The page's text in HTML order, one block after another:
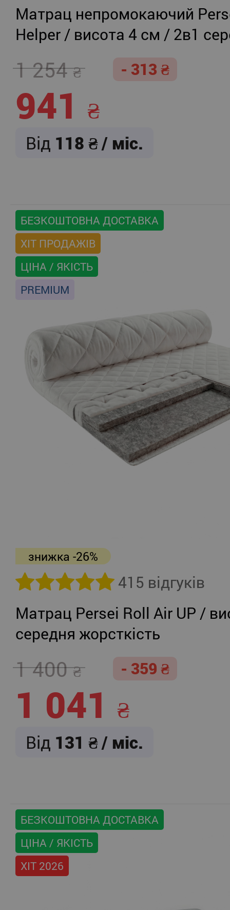
Матрац непромокаючий
Helper / висота 4 см / 2в1
1 254 - 313
941
Від 118 / міс.
БЕЗКОШТОВНА ДОСТАВКА
ХІТ ПРОДАЖІВ
ЦІНА / ЯКІСТЬ
PREMIUM
знижка -26%
415 відгуків
Матрац Persei Roll Air UP /
середня жорсткість
1 400 - 359
1 041
Від 131 / міс.
БЕЗКОШТОВНА ДОСТАВКА
ЦІНА / ЯКІСТЬ
ХІТ 2026